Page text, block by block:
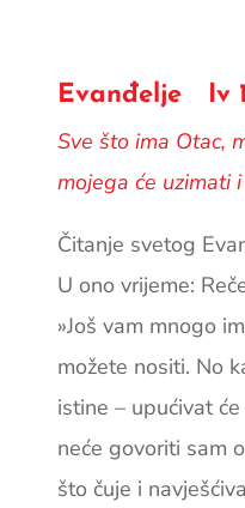
Evanđelje Iv
Sve što ima Otac,
mojega će uzimati
Čitanje svetog
U ono vrijeme:
»Još vam mnogo
možete nositi. No
istine – upućivat
neće govoriti sam
što čuje i